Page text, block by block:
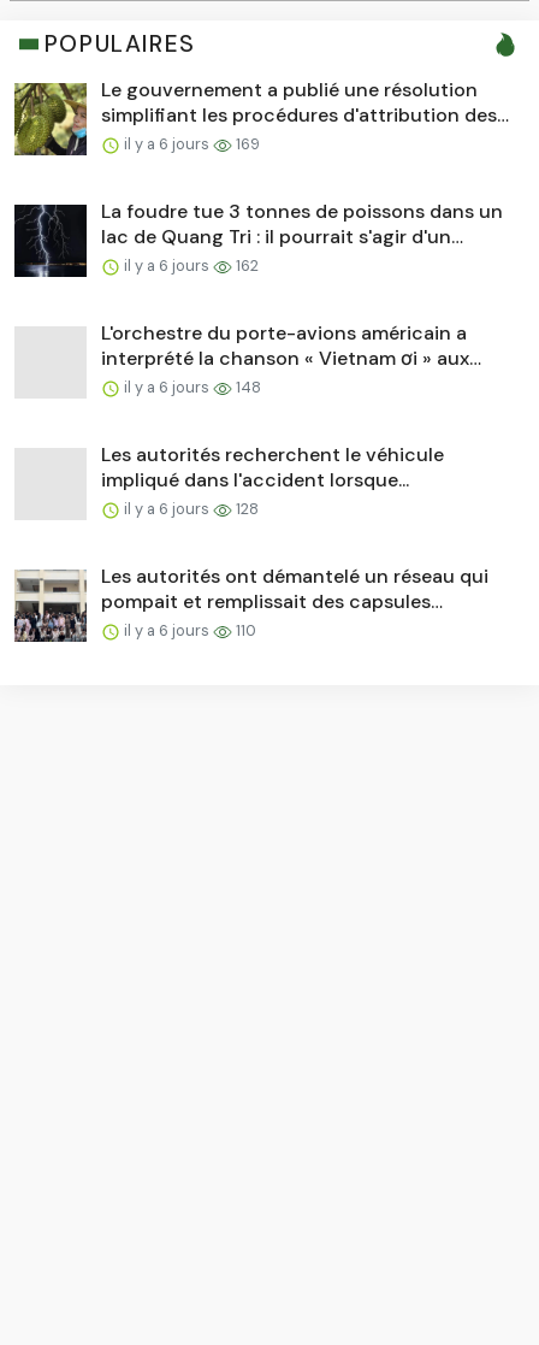
POPULAIRES
Le gouvernement a publié une résolution
simplifiant les procédures d'attribution des
numéros d'identification...
il y a 6 jours 169
La foudre tue 3 tonnes de poissons dans un
lac de Quang Tri : il pourrait s'agir d'un
impact de foudre...
il y a 6 jours 162
L'orchestre du porte-avions américain a
interprété la chanson « Vietnam ơi » aux
côtés de...
il y a 6 jours 148
Les autorités recherchent le véhicule
impliqué dans l'accident lorsque...
il y a 6 jours 128
Les autorités ont démantelé un réseau qui
pompait et remplissait des capsules
réfrigérantes contenant des stupéfiants...
il y a 6 jours 110